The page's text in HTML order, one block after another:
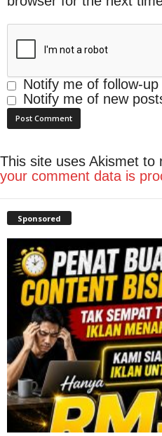
Notify me of follow-
Notify me of new
This site uses Akismet to
your comment data is
Sponsored